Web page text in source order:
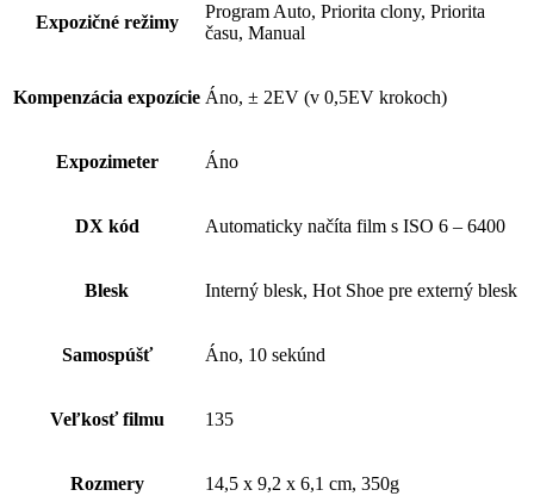
Expozičné režimy
Program Auto, Priorita clony, Priorita
času, Manual
Kompenzácia expozície Áno, ± 2EV (v 0,5EV krokoch)
Expozimeter Áno
DX kód Automaticky načíta film s ISO 6 – 6400
Blesk Interný blesk, Hot Shoe pre externý blesk
Samospúšť Áno, 10 sekúnd
Veľkosť filmu 135
Rozmery 14,5 x 9,2 x 6,1 cm, 350g